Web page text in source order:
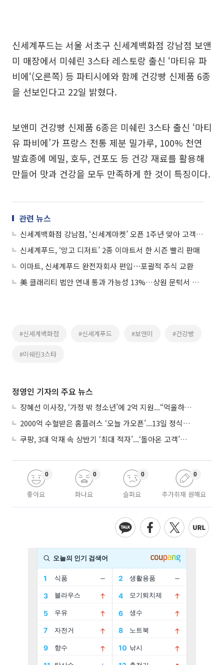
신세계푸드는 서울 서초구 신세계백화점 강남점 보앤
미 매장에서 미쉐린 3스타 레스토랑 출신 ‘마티유 파
비에‘(오른쪽) 등 파티시에와 함께 건강빵 신제품 6종
을 선보인다고 22일 밝혔다.
보앤미 건강빵 신제품 6종은 미쉐린 3스타 출신 ‘마티
유 파비에’가 프랑스 전통 제분 밀가루, 100% 천연
발효종에 메밀, 호두, 건포도 등 건강 재료를 활용해
만들어 맛과 건강을 모두 만족하게 한 것이 특징이다.
관련 뉴스
신세계백화점 강남점, ‘신세계마켓’ 오픈 1주년 맞아 고객 행사
신세계푸드, ‘망고 디저트’ 2종 이마트서 한 시즌 빨리 판매
이마트, 신세계푸드 완전자회사 편입⋯포괄적 주식 교환
美 클래리티 법안 연내 통과 가능성 13%…상원 문턱서 제동
#신세계백화점 #신세계푸드 #보앤미 #건강빵
#미쉐린3스타
정영인 기자의 주요 뉴스
장혜선 이사장, ‘가정 밖 청소년’에 2억 지원...“억울하고 아파도 단단해지길”
2000억 수혈받은 홈플러스 ‘오늘 가오픈’...13일 정식 개장 시험대
쿠팡, 3대 악재 속 상반기 ‘최대 적자’...‘돌아온 고객’에 수익성 반등 주목
좋아요
0
화나요
0
슬퍼요
0
추가취재 원해요
0